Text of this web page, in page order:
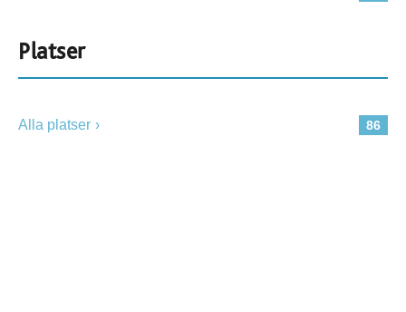
Platser
86
Alla platser